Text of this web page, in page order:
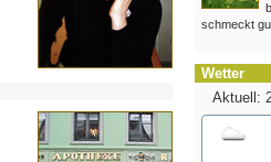
schmeckt
Wetter
Aktuell: